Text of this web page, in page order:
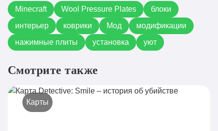
woolplates-1.15.2-
v1.2.1.jar
1.15.2 Скачать
woolplates-1.14.4-
v1.2.1.jar
1.14.4
woolplates-1.12.2-
v1.2.jar
Minecraft
Wool Pressure Plates
блоки
интерьер
коврики Мод
модификации
нажимные плиты
установка уют
Смотрите также
Карты